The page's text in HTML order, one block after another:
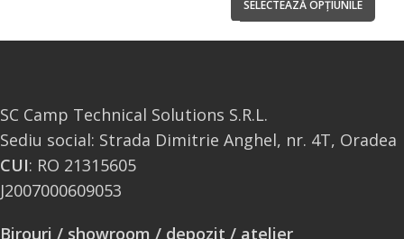
SELECTEAZĂ OPȚIUNILE
SC Camp Technical Solutions S.R.L.
Sediu social: Strada Dimitrie Anghel, nr. 4T, Oradea
CUI: RO 21315605
J2007000609053
Birouri / showroom / depozit / atelier